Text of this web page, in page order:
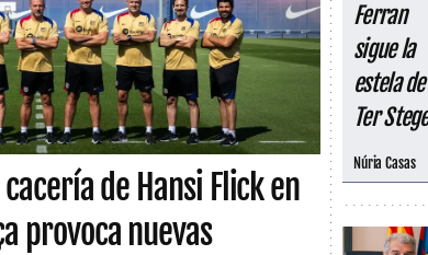
de Hansi Flick en
provoca nuevas
Ferran
sigue la
estela de
Ter
Núria Casas